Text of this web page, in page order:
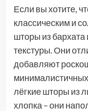
Если вы хотите,
классическим и
шторы из бархата
текстуры. Они
добавляют
лёгкие шторы из
хлопка – они